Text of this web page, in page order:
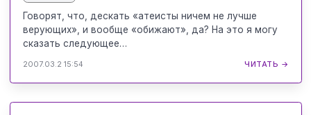
Говорят, что, дескать «атеисты ничем не лучше
верующих», и вообще «обижают», да? На это я могу
сказать следующее…
2007.03.2 15:54 ЧИТАТЬ →